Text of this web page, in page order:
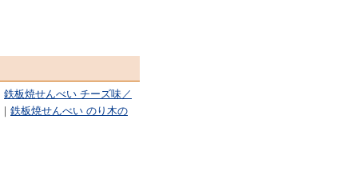
鉄板焼せんべい チーズ味／
｜ 鉄板焼せんべい のり木の